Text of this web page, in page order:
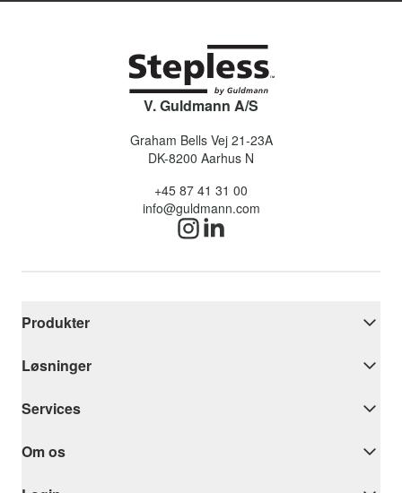
V. Guldmann A/S
Graham Bells Vej 21-23A
DK-8200 Aarhus N
+45 87 41 31 00
info@guldmann.com
Produkter
Løsninger
Services
Om os